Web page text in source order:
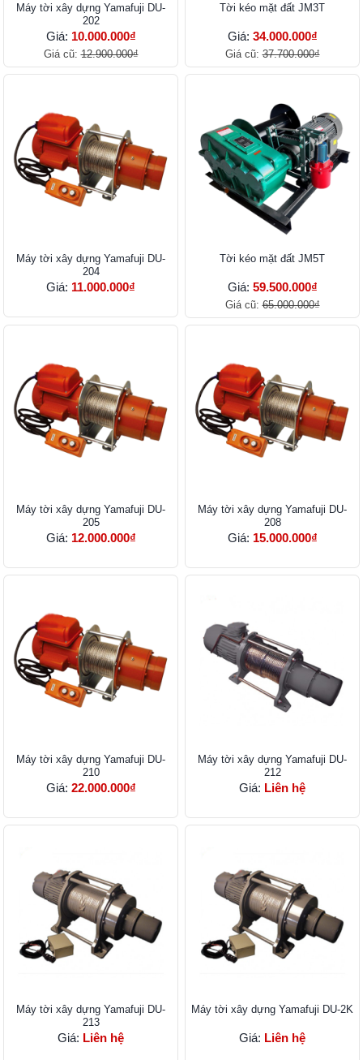
Máy tời xây dựng Yamafuji DU-
202
Giá: 10.000.000₫
Giá cũ:12.900.000₫
Tời kéo mặt đất JM3T
Giá: 34.000.000₫
Giá cũ:37.700.000₫
Máy tời xây dựng Yamafuji DU-
204
Giá: 11.000.000₫
Tời kéo mặt đất JM5T
Giá: 59.500.000₫
Giá cũ:65.000.000₫
Máy tời xây dựng Yamafuji DU-
205
Giá: 12.000.000₫
Máy tời xây dựng Yamafuji DU-
208
Giá: 15.000.000₫
Máy tời xây dựng Yamafuji DU-
210
Giá: 22.000.000₫
Máy tời xây dựng Yamafuji DU-
212
Giá: Liên hệ
Máy tời xây dựng Yamafuji DU-
213
Giá: Liên hệ
Máy tời xây dựng Yamafuji DU-2K
Giá: Liên hệ